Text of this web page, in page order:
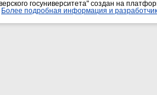
госуниверситета" создан на
Более подробная информация и